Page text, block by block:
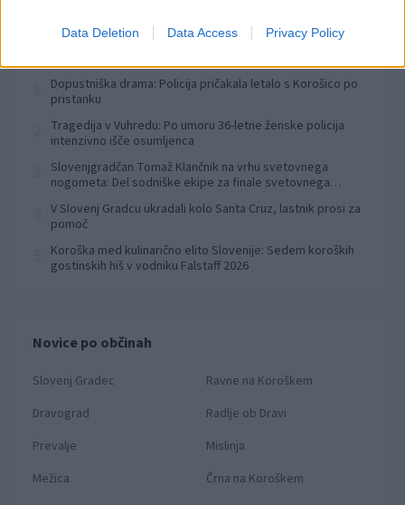
Data Deletion Data Access Privacy Policy
Dopustniška drama: Policija pričakala letalo s Korošico po
pristanku
Tragedija v Vuhredu: Po umoru 36-letne ženske policija
intenzivno išče osumljenca
Slovenjgradčan Tomaž Klančnik na vrhu svetovnega
nogometa: Del sodniške ekipe za finale svetovnega
V Slovenj Gradcu ukradali kolo Santa Cruz, lastnik prosi za
pomoč
Koroška med kulinarično elito Slovenije: Sedem koroških
gostinskih hiš v vodniku Falstaff 2026
Novice po občinah
Slovenj Gradec
Ravne na Koroškem
Dravograd
Radlje ob Dravi
Prevalje
Mislinja
Mežica
Črna na Koroškem